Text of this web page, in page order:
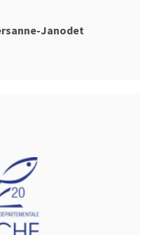
Janodet